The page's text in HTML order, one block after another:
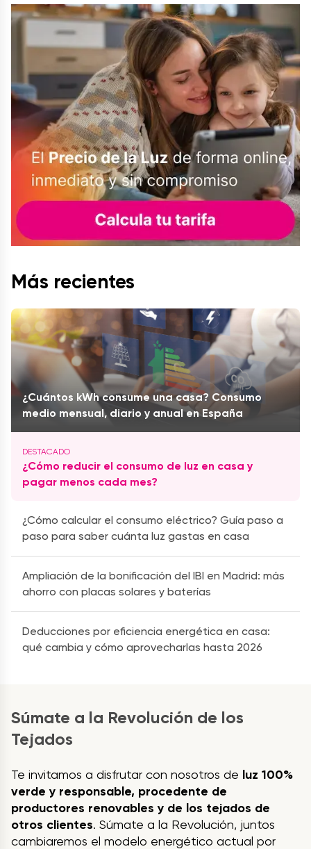
Más recientes
¿Cuántos kWh consume una casa? Consumo
medio mensual, diario y anual en España
¿Cómo reducir el consumo de luz en casa y
pagar menos cada mes?
¿Cómo calcular el consumo eléctrico? Guía paso a
paso para saber cuánta luz gastas en casa
Ampliación de la bonificación del IBI en Madrid: más
ahorro con placas solares y baterías
Deducciones por eficiencia energética en casa:
qué cambia y cómo aprovecharlas hasta 2026
Súmate a la Revolución de los
Tejados
Te invitamos a disfrutar con nosotros de luz 100%
verde y responsable, procedente de
productores renovables y de los tejados de
otros clientes. Súmate a la Revolución, juntos
cambiaremos el modelo energético actual por